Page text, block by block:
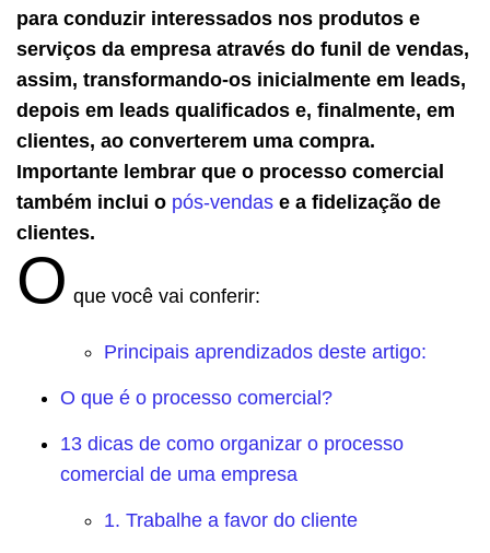
para conduzir interessados nos produtos e
serviços da empresa através do funil de vendas,
assim, transformando-os inicialmente em leads,
depois em leads qualificados e, finalmente, em
clientes, ao converterem uma compra.
Importante lembrar que o processo comercial
também inclui o pós-vendas e a fidelização de
clientes.
O que você vai conferir:
Principais aprendizados deste artigo:
O que é o processo comercial?
13 dicas de como organizar o processo
comercial de uma empresa
1. Trabalhe a favor do cliente